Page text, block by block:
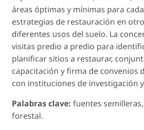
áreas óptimas y mínimas para
estrategias de restauración en
diferentes usos del suelo. La
visitas predio a predio para
planificar sitios a restaurar,
capacitación y firma de convenios
con instituciones de investigación
Palabras clave: fuentes
forestal.